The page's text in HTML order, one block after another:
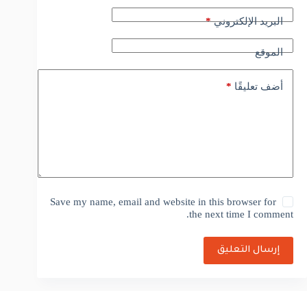
البريد الإلكتروني*
الموقع
أضف تعليقًا *
Save my name, email and website in this browser for
the next time I comment.
إرسال التعليق